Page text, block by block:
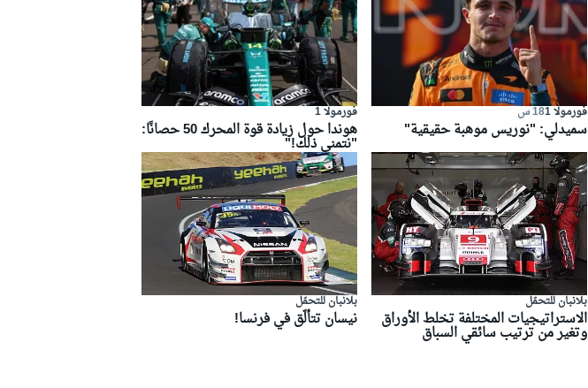
فورمولا 1 18 س
سميدلي: "نوريس موهبة حقيقية"
فورمولا 1
هوندا حول زيادة قوة المحرك 50 حصانًا:
"نتمنى ذلك!"
بلانبان للتحمّل
الاستراتيجيات المختلفة تخلط الأوراق
وتغير من ترتيب سائقي السباق
بلانبان للتحمّل
نيسان تتألّق في فرنسا!